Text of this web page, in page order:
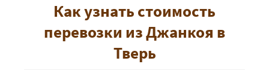
Как узнать стоимость
перевозки из Джанкоя в
Тверь